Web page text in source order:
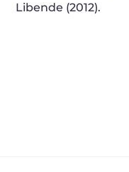
Libende (2012).